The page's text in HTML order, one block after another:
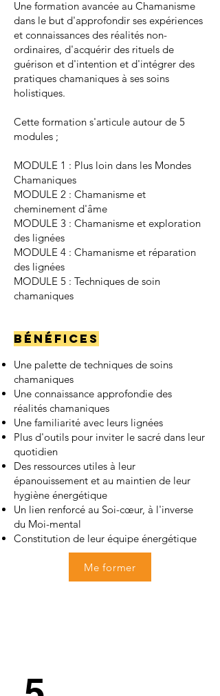
Une formation avancée au Chamanisme
dans le but d'approfondir ses expériences
et connaissances des réalités non-
ordinaires, d'acquérir des rituels de
guérison et d'intention et d'intégrer des
pratiques chamaniques à ses soins
holistiques.
Cette formation s'articule autour de 5
modules ;
MODULE 1 : Plus loin dans les Mondes
Chamaniques
MODULE 2 : Chamanisme et
cheminement d'âme
MODULE 3 : Chamanisme et exploration
des lignées
MODULE 4 : Chamanisme et réparation
des lignées
MODULE 5 : Techniques de soin
chamaniques
BÉNÉFICES
Une palette de techniques de soins
chamaniques
Une connaissance approfondie des
réalités chamaniques
Une familiarité avec leurs lignées
Plus d'outils pour inviter le sacré dans leur
quotidien
Des ressources utiles à leur
épanouissement et au maintien de leur
hygiène énergétique
Un lien renforcé au Soi-cœur, à l'inverse
du Moi-mental
Constitution de leur équipe énergétique
Me former